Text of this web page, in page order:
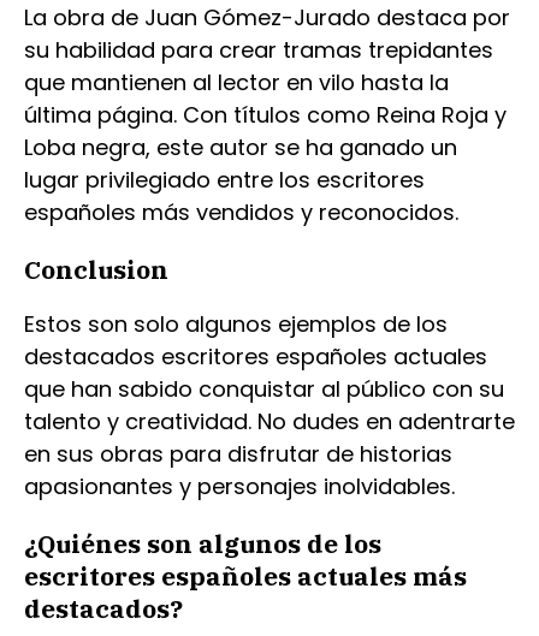
La obra de Juan Gómez-Jurado destaca por
su habilidad para crear tramas trepidantes
que mantienen al lector en vilo hasta la
última página. Con títulos como Reina Roja y
Loba negra, este autor se ha ganado un
lugar privilegiado entre los escritores
españoles más vendidos y reconocidos.
Conclusion
Estos son solo algunos ejemplos de los
destacados escritores españoles actuales
que han sabido conquistar al público con su
talento y creatividad. No dudes en adentrarte
en sus obras para disfrutar de historias
apasionantes y personajes inolvidables.
¿Quiénes son algunos de los
escritores españoles actuales más
destacados?